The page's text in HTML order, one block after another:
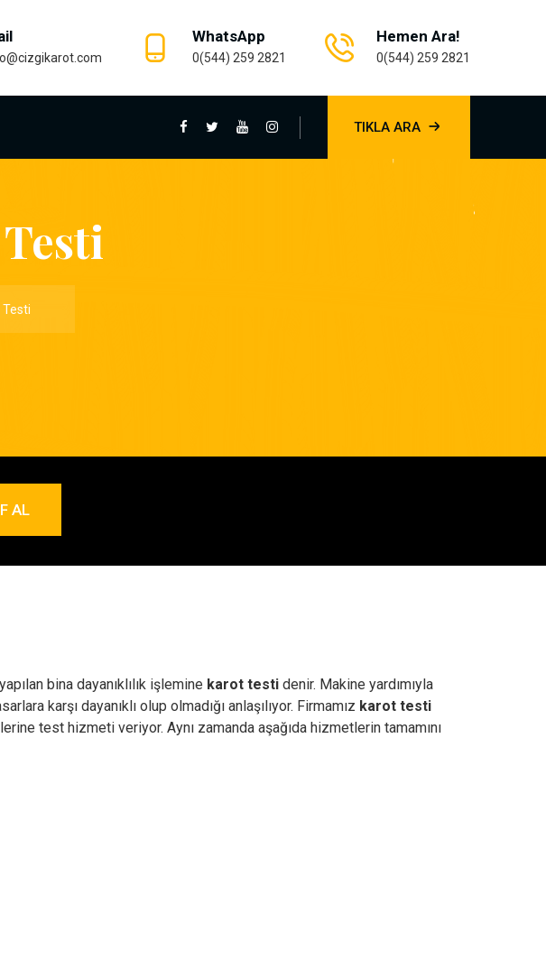
WhatsApp
0(544) 259 2821
Hemen Ara!
0(544) 259 2821
TIKLA ARA
Testi
AL
bina dayanıklılık işlemine karot testi denir. Makine yardımıyla
karşı dayanıklı olup olmadığı anlaşılıyor. Firmamız karot testi
test hizmeti veriyor. Aynı zamanda aşağıda hizmetlerin tamamını